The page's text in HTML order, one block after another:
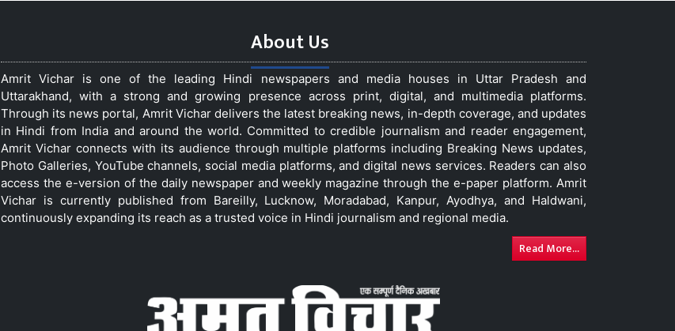
About Us
Amrit Vichar is one of the leading Hindi newspapers and media houses in Uttar Pradesh and
Uttarakhand, with a strong and growing presence across print, digital, and multimedia platforms.
Through its news portal, Amrit Vichar delivers the latest breaking news, in-depth coverage, and updates
in Hindi from India and around the world. Committed to credible journalism and reader engagement,
Amrit Vichar connects with its audience through multiple platforms including Breaking News updates,
Photo Galleries, YouTube channels, social media platforms, and digital news services. Readers can also
access the e-version of the daily newspaper and weekly magazine through the e-paper platform. Amrit
Vichar is currently published from Bareilly, Lucknow, Moradabad, Kanpur, Ayodhya, and Haldwani,
continuously expanding its reach as a trusted voice in Hindi journalism and regional media.
Read More...